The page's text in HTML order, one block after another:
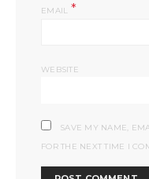
EMAIL *
WEBSITE
SAVE MY NAME,
FOR THE NEXT TIME I